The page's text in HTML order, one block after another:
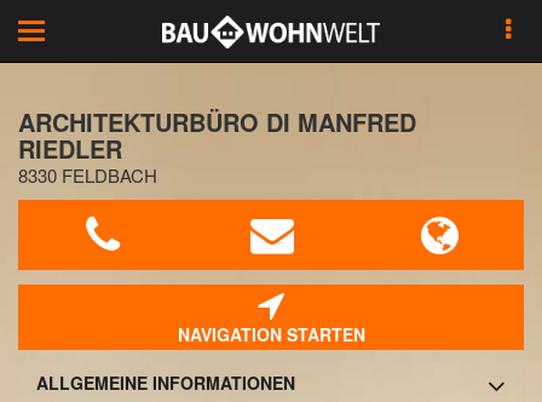
Toggle
navigation
ARCHITEKTURBÜRO DI MANFRED
RIEDLER
8330 FELDBACH
NAVIGATION STARTEN
ALLGEMEINE INFORMATIONEN